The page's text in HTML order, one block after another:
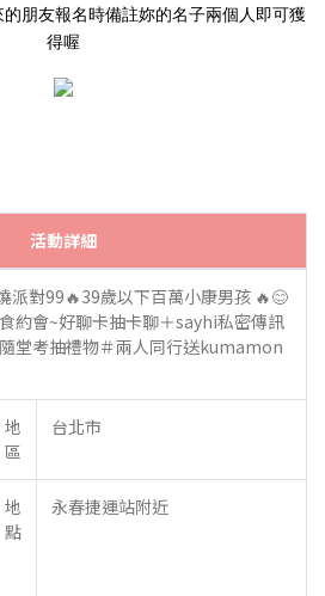
朋友報名時備註妳的名子兩個人即可獲
得喔
活動詳細
派對99🔥39歲以下百萬小康男孩 🔥😊
約會~好聊卡抽卡聊＋sayhi私密傳訊
堂考抽禮物＃兩人同行送kumamon
地
區
台北市
地
點
永春捷運站附近